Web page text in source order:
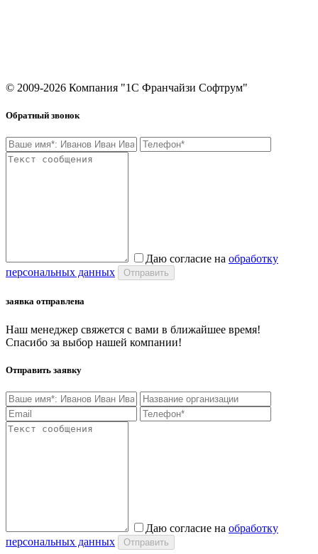
© 2009-2026 Компания "1С Франчайзи Софтрум"
Обратный звонок
Даю согласие на обработку
персональных данных
заявка отправлена
Наш менеджер свяжется с вами в ближайшее время!
Спасибо за выбор нашей компании!
Отправить заявку
Даю согласие на обработку
персональных данных